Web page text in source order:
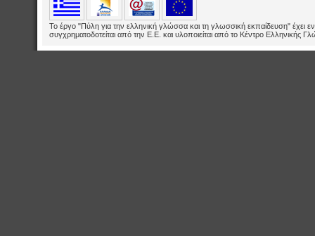
Το έργο "Πύλη για την ελληνική γλώσσα και τη γλωσσική εκπαίδευση" έχει
συγχρηματοδοτείται από την Ε.E. και υλοποιείται από το Κέντρο Ελληνικής